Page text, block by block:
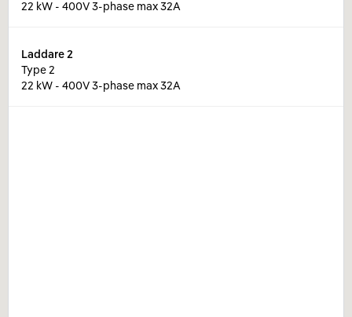
22 kW - 400V 3-phase max 32A
Laddare2
Type 2
22 kW - 400V 3-phase max 32A